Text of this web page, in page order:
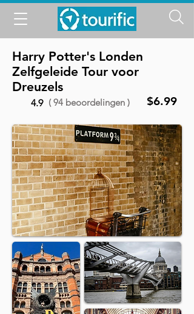
Harry Potter's Londen
Zelfgeleide Tour voor
Dreuzels
4.9 ( 94 beoordelingen ) $6.99